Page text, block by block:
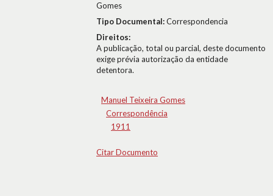
Gomes
Tipo Documental:Correspondencia
Direitos:
A publicação, total ou parcial, deste documento
exige prévia autorização da entidade
detentora.
Manuel Teixeira Gomes
Correspondência
1911
Citar Documento